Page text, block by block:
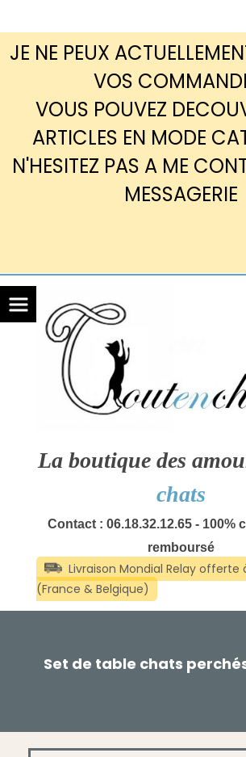
JE NE PEUX
VOS
VOUS POUVEZ
ARTICLES EN MODE
N'HESITEZ PAS A ME
MESSAGERIE
La boutique des
chats
Contact : 06.18.32.12.65 - 100%
remboursé
Set de table chats perchés